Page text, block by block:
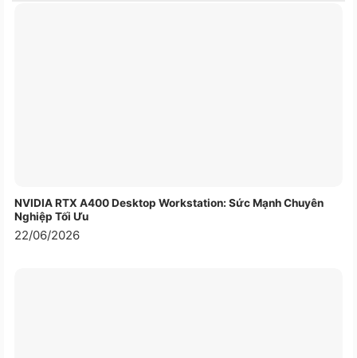
cung cấp sự linh hoạt cho việc kết nối với các
thành phần khác nhau trong máy tính của bạn.
NVIDIA RTX A400 Desktop Workstation: Sức Mạnh Chuyên
Nghiệp Tối Ưu
22/06/2026